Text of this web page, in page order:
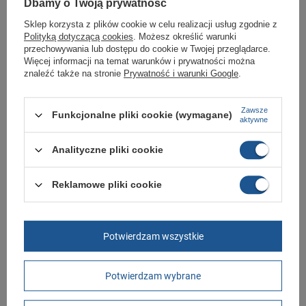
Zobacz jakie rozmiary są dostępne.
Sklep Butomania.pl to największy wybór obuwia sportowego dla całej
Twojej rodziny.
Kupując w naszym sklepie internetowym masz gwarancję, że towar jest
oryginalny i pochodzi z oficjalnej sieci dystrybucyjnej.
podania przyczyny.
Marka
Symbol 853570
Gwarancja
Zapięcie sznurowane
Długość towaru w
centymetrach
Więcej
30
Dbamy o Twoją prywatność
Sklep korzysta z plików cookie w celu realizacji usług zgodnie z
Polityką dotyczącą cookies. Możesz określić warunki
przechowywania lub dostępu do cookie w Twojej przeglądarce.
Więcej informacji na temat warunków i prywatności można
znaleźć także na stronie Prywatność i warunki Google.
Funkcjonalne pliki cookie (wymagane)
Zawsze
aktywne
Analityczne pliki cookie
Reklamowe pliki cookie
Potwierdzam wybrane
Potwierdzam wszystkie